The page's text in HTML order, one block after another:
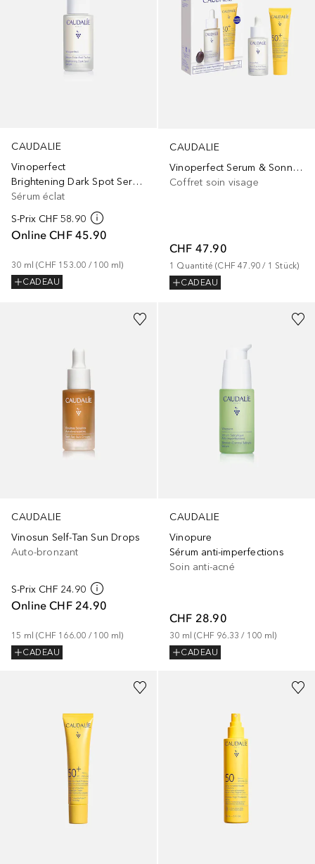
CAUDALIE
Vinoperfect
Brightening Dark Spot Serum
Sérum éclat
S-Prix CHF 58.90
Online CHF 45.90
30 ml (CHF 153.00 / 100 ml)
CADEAU
CAUDALIE
Vinoperfect Serum & Sonnenpflege Set 2026
Coffret soin visage
CHF 47.90
1 Quantité (CHF 47.90 / 1 Stück)
CADEAU
CAUDALIE
Vinosun Self-Tan Sun Drops
Auto-bronzant
S-Prix CHF 24.90
Online CHF 24.90
15 ml (CHF 166.00 / 100 ml)
CADEAU
CAUDALIE
Vinopure
Sérum anti-imperfections
Soin anti-acné
CHF 28.90
30 ml (CHF 96.33 / 100 ml)
CADEAU